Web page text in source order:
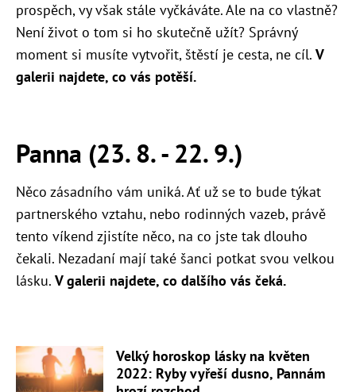
prospěch, vy však stále vyčkáváte. Ale na co vlastně?
Není život o tom si ho skutečně užít? Správný
moment si musíte vytvořit, štěstí je cesta, ne cíl. V
galerii najdete, co vás potěší.
Panna (23. 8. - 22. 9.)
Něco zásadního vám uniká. Ať už se to bude týkat
partnerského vztahu, nebo rodinných vazeb, právě
tento víkend zjistíte něco, na co jste tak dlouho
čekali. Nezadaní mají také šanci potkat svou velkou
lásku. V galerii najdete, co dalšího vás čeká.
Velký horoskop lásky na květen
2022: Ryby vyřeší dusno, Pannám